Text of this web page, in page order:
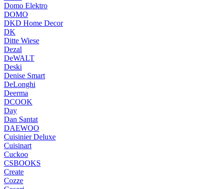
Domo Elektro
DOMO
DKD Home Decor
DK
Ditte Wiese
Dezal
DeWALT
Deski
Denise Smart
DeLonghi
Deerma
DCOOK
Day
Dan Santat
DAEWOO
Cuisinier Deluxe
Cuisinart
Cuckoo
CSBOOKS
Create
Cozze